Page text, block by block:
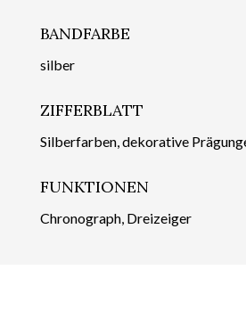
BANDFARBE
silber
ZIFFERBLATT
Silberfarben, dekorative
FUNKTIONEN
Chronograph, Dreizeiger